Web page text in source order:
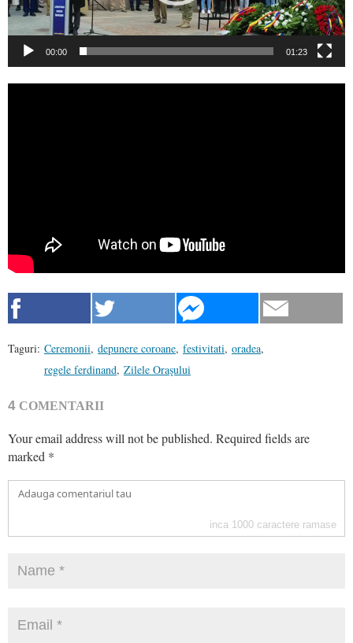
00:00 01:23
Taguri: Ceremonii, depunere coroane, festivitati, oradea,
regele ferdinand, Zilele Oraşului
4 COMENTARII
Your email address will not be published. Required fields are
marked *
inca 1000 caractere ramase